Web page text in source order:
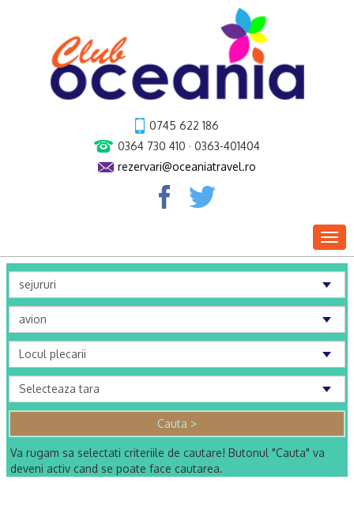
0745 622 186
0364 730 410 · 0363-401404
rezervari@oceaniatravel.ro
Va rugam sa selectati criteriile de cautare! Butonul "Cauta" va
deveni activ cand se poate face cautarea.